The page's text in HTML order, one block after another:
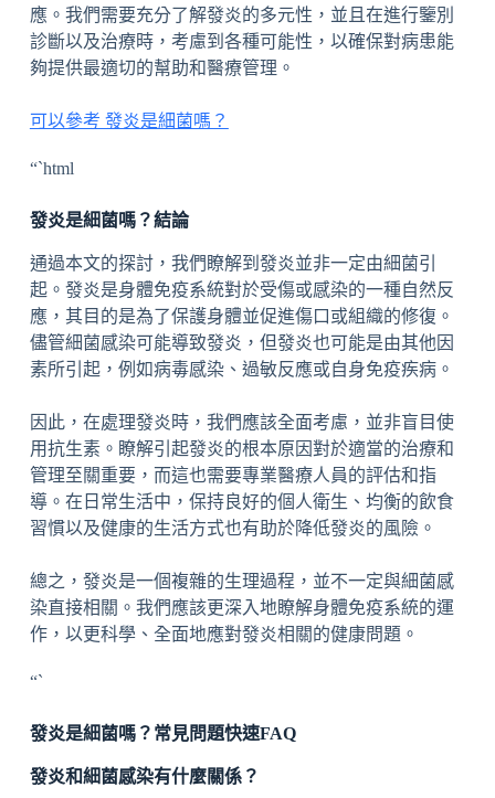
應。我們需要充分了解發炎的多元性，並且在進行鑒別
診斷以及治療時，考慮到各種可能性，以確保對病患能
夠提供最適切的幫助和醫療管理。
可以參考 發炎是細菌嗎？
“`html
發炎是細菌嗎？結論
通過本文的探討，我們瞭解到發炎並非一定由細菌引
起。發炎是身體免疫系統對於受傷或感染的一種自然反
應，其目的是為了保護身體並促進傷口或組織的修復。
儘管細菌感染可能導致發炎，但發炎也可能是由其他因
素所引起，例如病毒感染、過敏反應或自身免疫疾病。
因此，在處理發炎時，我們應該全面考慮，並非盲目使
用抗生素。瞭解引起發炎的根本原因對於適當的治療和
管理至關重要，而這也需要專業醫療人員的評估和指
導。在日常生活中，保持良好的個人衛生、均衡的飲食
習慣以及健康的生活方式也有助於降低發炎的風險。
總之，發炎是一個複雜的生理過程，並不一定與細菌感
染直接相關。我們應該更深入地瞭解身體免疫系統的運
作，以更科學、全面地應對發炎相關的健康問題。
“`
發炎是細菌嗎？常見問題快速FAQ
發炎和細菌感染有什麼關係？